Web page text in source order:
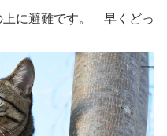
上に避難です。 早くどっ